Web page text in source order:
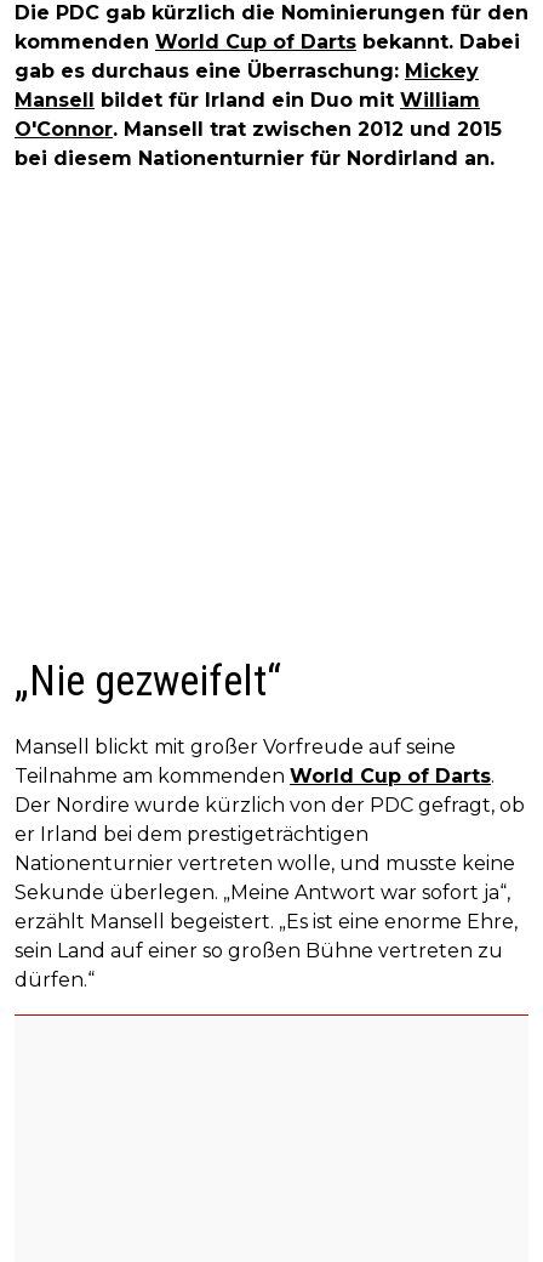
Die PDC gab kürzlich die Nominierungen für den
kommenden World Cup of Darts bekannt. Dabei
gab es durchaus eine Überraschung: Mickey
Mansell
bildet für Irland ein Duo mit William
O'Connor. Mansell trat zwischen 2012 und 2015
bei diesem Nationenturnier für Nordirland an.
„Nie gezweifelt“
Mansell blickt mit großer Vorfreude auf seine
Teilnahme am kommenden World Cup of Darts.
Der Nordire wurde kürzlich von der PDC gefragt, ob
er Irland bei dem prestigeträchtigen
Nationenturnier vertreten wolle, und musste keine
Sekunde überlegen. „Meine Antwort war sofort ja“,
erzählt Mansell begeistert. „Es ist eine enorme Ehre,
sein Land auf einer so großen Bühne vertreten zu
dürfen.“